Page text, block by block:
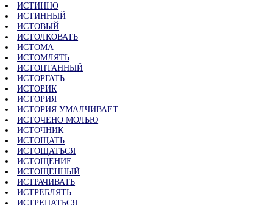
ИСТИННО
ИСТИННЫЙ
ИСТОВЫЙ
ИСТОЛКОВАТЬ
ИСТОМА
ИСТОМЛЯТЬ
ИСТОПТАННЫЙ
ИСТОРГАТЬ
ИСТОРИК
ИСТОРИЯ
ИСТОРИЯ УМАЛЧИВАЕТ
ИСТОЧЕНО МОЛЬЮ
ИСТОЧНИК
ИСТОЩАТЬ
ИСТОЩАТЬСЯ
ИСТОЩЕНИЕ
ИСТОЩЕННЫЙ
ИСТРАЧИВАТЬ
ИСТРЕБЛЯТЬ
ИСТРЕПАТЬСЯ